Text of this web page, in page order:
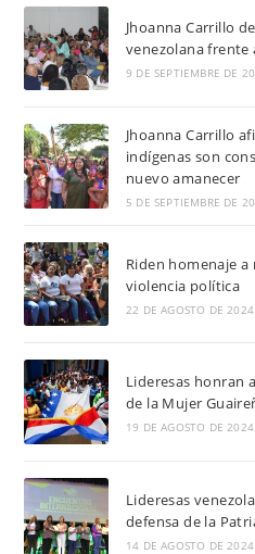
Jhoanna Carrillo
venezolana frente
9 DE SEPTIEMBRE DE
Jhoanna Carrillo
indígenas son
nuevo amanecer
5 DE SEPTIEMBRE DE
Riden homenaje
violencia política
22 DE AGOSTO DE 2024
Lideresas honran
de la Mujer
19 DE AGOSTO DE 2024
Lideresas
defensa de la
14 DE AGOSTO DE 2024